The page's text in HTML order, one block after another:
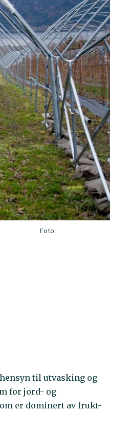
Foto:
til utvasking og
for jord- og
er dominert av frukt-